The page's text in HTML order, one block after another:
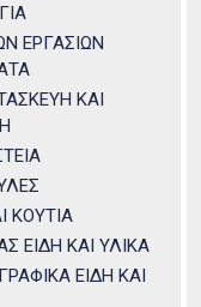
ΕΡΓΑΣΙΩΝ
ΚΑΙ
ΚΟΥΤΙΑ
ΕΙΔΗ ΚΑΙ ΥΛΙΚΑ
ΕΙΔΗ ΚΑΙ